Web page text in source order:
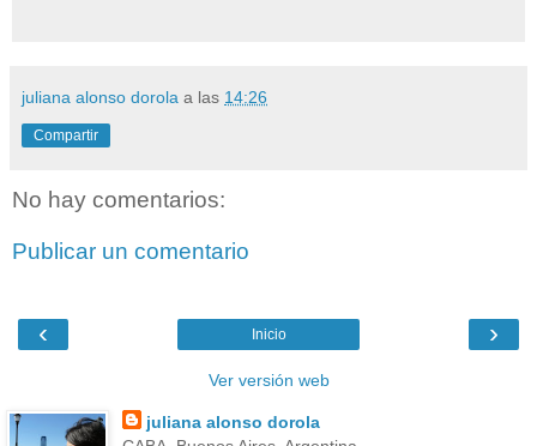
juliana alonso dorola a las 14:26
Compartir
No hay comentarios:
Publicar un comentario
‹ ›
Inicio
Ver versión web
juliana alonso dorola